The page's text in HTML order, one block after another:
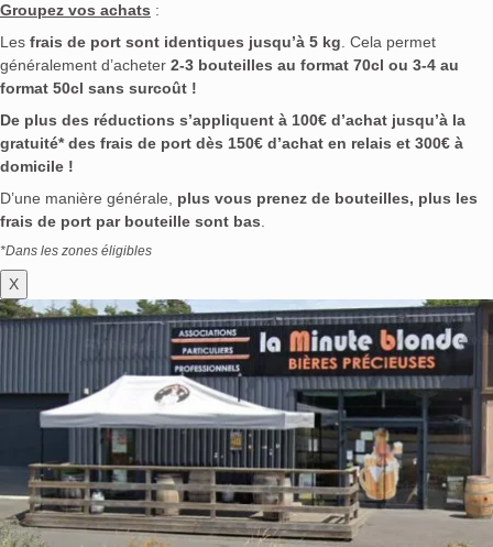
Groupez vos achats :
Les frais de port sont identiques jusqu’à 5 kg. Cela permet
généralement d’acheter 2-3 bouteilles au format 70cl ou 3-4 au
format 50cl sans surcoût !
De plus des réductions s’appliquent à 100€ d’achat jusqu’à la
gratuité* des frais de port dès 150€ d’achat en relais et 300€ à
domicile !
D’une manière générale, plus vous prenez de bouteilles, plus les
frais de port par bouteille sont bas.
*Dans les zones éligibles
X